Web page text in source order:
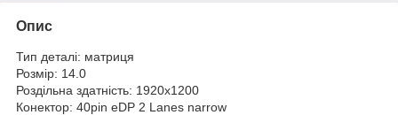
Опис
Тип деталі: матриця
Розмір: 14.0
Роздільна здатність: 1920x1200
Конектор: 40pin eDP 2 Lanes narrow